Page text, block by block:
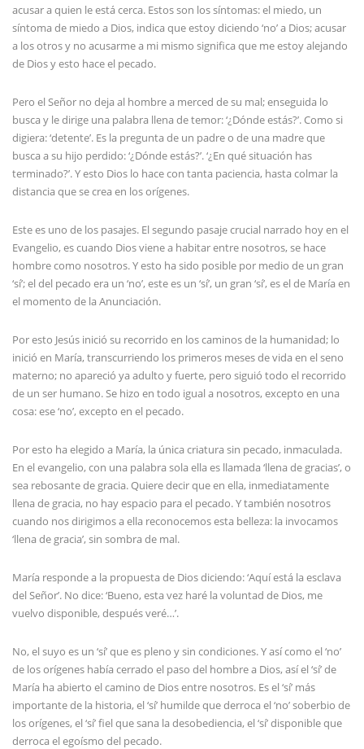
acusar a quien le está cerca. Estos son los síntomas: el miedo, un
síntoma de miedo a Dios, indica que estoy diciendo ‘no’ a Dios; acusar
a los otros y no acusarme a mi mismo significa que me estoy alejando
de Dios y esto hace el pecado.
Pero el Señor no deja al hombre a merced de su mal; enseguida lo
busca y le dirige una palabra llena de temor: ‘¿Dónde estás?’. Como si
digiera: ‘detente’. Es la pregunta de un padre o de una madre que
busca a su hijo perdido: ‘¿Dónde estás?’. ‘¿En qué situación has
terminado?’. Y esto Dios lo hace con tanta paciencia, hasta colmar la
distancia que se crea en los orígenes.
Este es uno de los pasajes. El segundo pasaje crucial narrado hoy en el
Evangelio, es cuando Dios viene a habitar entre nosotros, se hace
hombre como nosotros. Y esto ha sido posible por medio de un gran
‘sí’; el del pecado era un ‘no’, este es un ‘sí’, un gran ‘sí’, es el de María en
el momento de la Anunciación.
Por esto Jesús inició su recorrido en los caminos de la humanidad; lo
inició en María, transcurriendo los primeros meses de vida en el seno
materno; no apareció ya adulto y fuerte, pero siguió todo el recorrido
de un ser humano. Se hizo en todo igual a nosotros, excepto en una
cosa: ese ‘no’, excepto en el pecado.
Por esto ha elegido a María, la única criatura sin pecado, inmaculada.
En el evangelio, con una palabra sola ella es llamada ‘llena de gracias’, o
sea rebosante de gracia. Quiere decir que en ella, inmediatamente
llena de gracia, no hay espacio para el pecado. Y también nosotros
cuando nos dirigimos a ella reconocemos esta belleza: la invocamos
‘llena de gracia’, sin sombra de mal.
María responde a la propuesta de Dios diciendo: ‘Aquí está la esclava
del Señor’. No dice: ‘Bueno, esta vez haré la voluntad de Dios, me
vuelvo disponible, después veré…’.
No, el suyo es un ‘sí’ que es pleno y sin condiciones. Y así como el ‘no’
de los orígenes había cerrado el paso del hombre a Dios, así el ‘sí’ de
María ha abierto el camino de Dios entre nosotros. Es el ‘sí’ más
importante de la historia, el ‘sí’ humilde que derroca el ‘no’ soberbio de
los orígenes, el ‘sí’ fiel que sana la desobediencia, el ‘sí’ disponible que
derroca el egoísmo del pecado.